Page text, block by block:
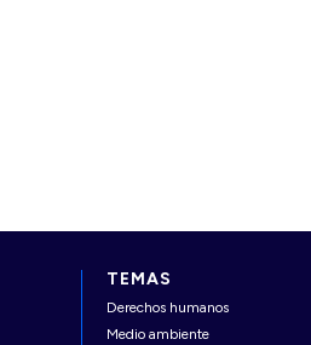
TEMAS
Derechos humanos
Medio ambiente